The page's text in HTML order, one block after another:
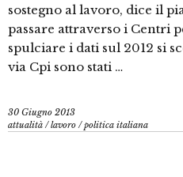
sostegno al lavoro, dice il
passare attraverso i Centri
spulciare i dati sul 2012 si
via Cpi sono stati …
30 Giugno 2013
attualità /lavoro /politica italiana